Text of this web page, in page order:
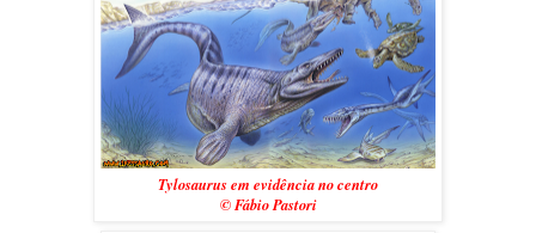
Tylosaurus em evidência no centro
© Fábio Pastori